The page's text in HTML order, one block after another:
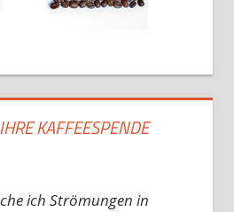
KAFFEESPENDE
ich Strömungen in